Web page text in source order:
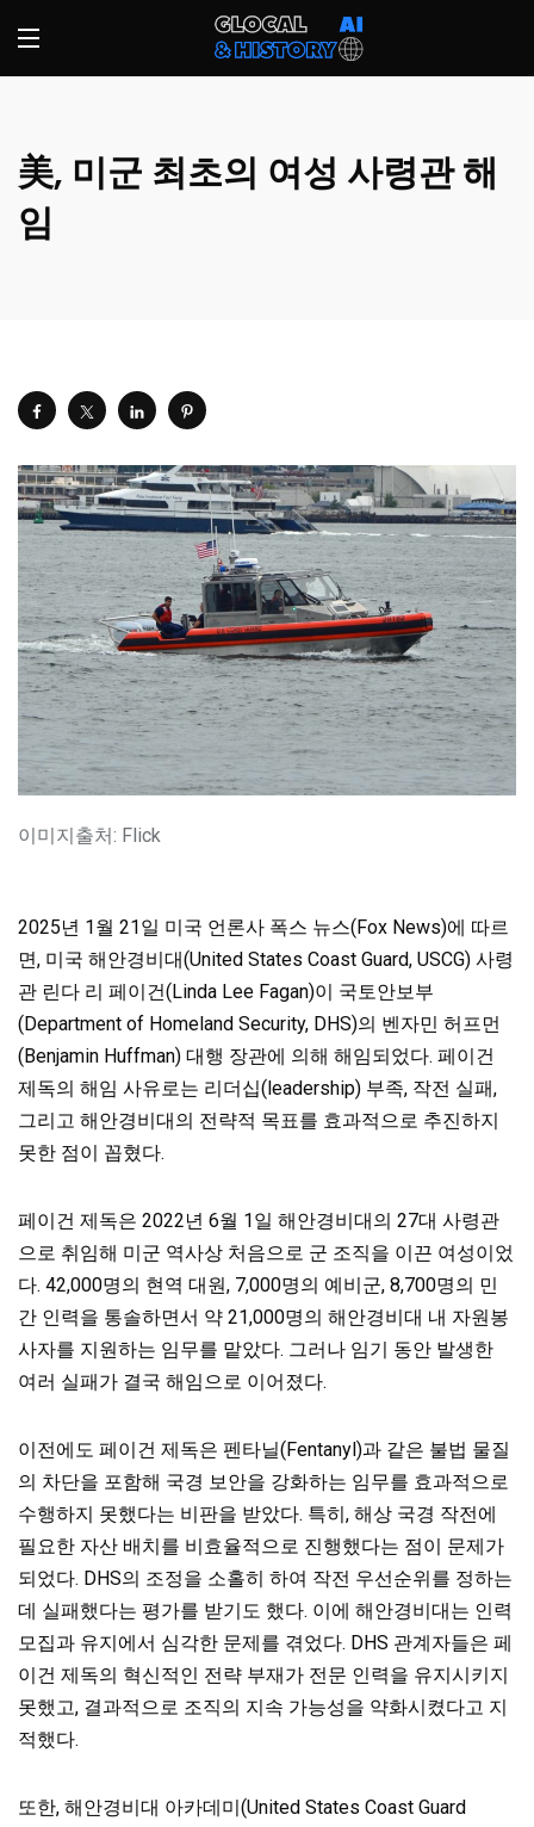
美, 미군 최초의 여성 사령관 해
임
이미지출처: Flick
2025년 1월 21일 미국 언론사 폭스 뉴스(Fox News)에 따르
면, 미국 해안경비대(United States Coast Guard, USCG) 사령
관 린다 리 페이건(Linda Lee Fagan)이 국토안보부
(Department of Homeland Security, DHS)의 벤자민 허프먼
(Benjamin Huffman) 대행 장관에 의해 해임되었다. 페이건
제독의 해임 사유로는 리더십(leadership) 부족, 작전 실패,
그리고 해안경비대의 전략적 목표를 효과적으로 추진하지
못한 점이 꼽혔다.
페이건 제독은 2022년 6월 1일 해안경비대의 27대 사령관
으로 취임해 미군 역사상 처음으로 군 조직을 이끈 여성이었
다. 42,000명의 현역 대원, 7,000명의 예비군, 8,700명의 민
간 인력을 통솔하면서 약 21,000명의 해안경비대 내 자원봉
사자를 지원하는 임무를 맡았다. 그러나 임기 동안 발생한
여러 실패가 결국 해임으로 이어졌다.
이전에도 페이건 제독은 펜타닐(Fentanyl)과 같은 불법 물질
의 차단을 포함해 국경 보안을 강화하는 임무를 효과적으로
수행하지 못했다는 비판을 받았다. 특히, 해상 국경 작전에
필요한 자산 배치를 비효율적으로 진행했다는 점이 문제가
되었다. DHS의 조정을 소홀히 하여 작전 우선순위를 정하는
데 실패했다는 평가를 받기도 했다. 이에 해안경비대는 인력
모집과 유지에서 심각한 문제를 겪었다. DHS 관계자들은 페
이건 제독의 혁신적인 전략 부재가 전문 인력을 유지시키지
못했고, 결과적으로 조직의 지속 가능성을 약화시켰다고 지
적했다.
또한, 해안경비대 아카데미(United States Coast Guard